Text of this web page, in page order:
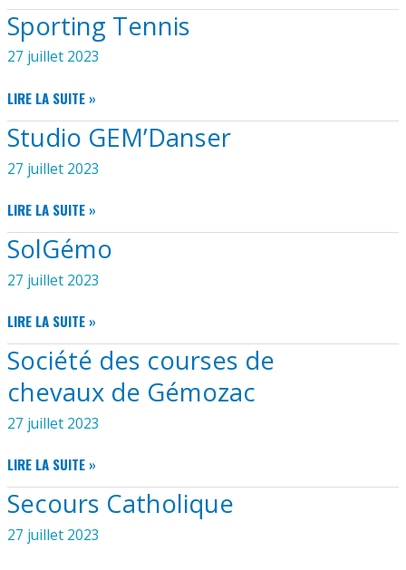
Sporting Tennis
27 juillet 2023
SPORTING
TENNIS
LIRE LA SUITE »
Studio GEM’Danser
27 juillet 2023
STUDIO
GEM’DANSER
LIRE LA SUITE »
SolGémo
27 juillet 2023
SOLGÉMO
LIRE LA SUITE »
Société des courses de
chevaux de Gémozac
27 juillet 2023
SOCIÉTÉ
DES
COURSES
CHEVAUX
LIRE LA SUITE »
Secours Catholique
27 juillet 2023